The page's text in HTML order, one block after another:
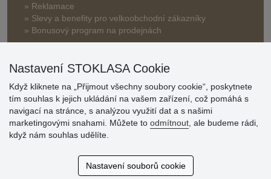
» Reklamace
» Slevy a benefity pro velkoobchodní zákazníky
» Bonusový program na prodejnách
Hodnocení
zákazníků
Super obchod, kvalitní zboží za slušné ceny. Vřele
Nastavení STOKLASA Cookie
Když kliknete na „Přijmout všechny soubory cookie“, poskytnete
tím souhlas k jejich ukládání na vašem zařízení, což pomáhá s
navigací na stránce, s analýzou využití dat a s našimi
marketingovými snahami. Můžete to odmítnout , ale budeme rádi,
když nám souhlas udělíte.
Nastavení souborů cookie